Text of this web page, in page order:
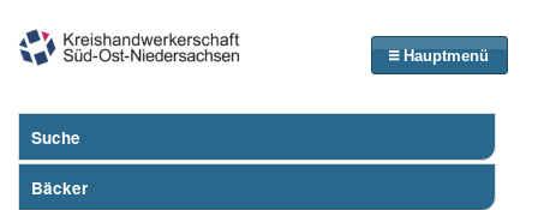
Hauptmenü
Suche
Bäcker